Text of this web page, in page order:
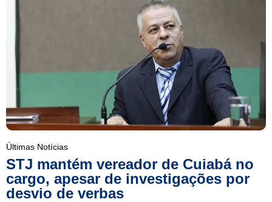
Últimas Notícias
STJ mantém vereador de Cuiabá no
cargo, apesar de investigações por
desvio de verbas